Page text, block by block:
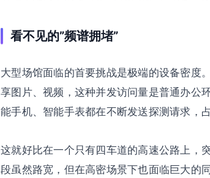
看不见的”频谱拥堵”
大型场馆面临的首要挑战是极端的设备密度
享图片、视频，这种并发访问量是普通办公
能手机、智能手表都在不断发送探测请求，
这就好比在一个只有四车道的高速公路上，
段虽然路宽，但在高密场景下也面临巨大的